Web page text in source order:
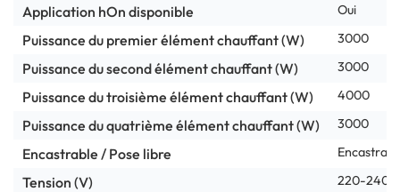
Application hOn disponible Oui
Puissance du premier élément chauffant (W) 3000
Puissance du second élément chauffant (W) 3000
Puissance du troisième élément chauffant (W) 4000
Puissance du quatrième élément chauffant (W) 3000
Encastrable / Pose libre
Tension (V) 220-240